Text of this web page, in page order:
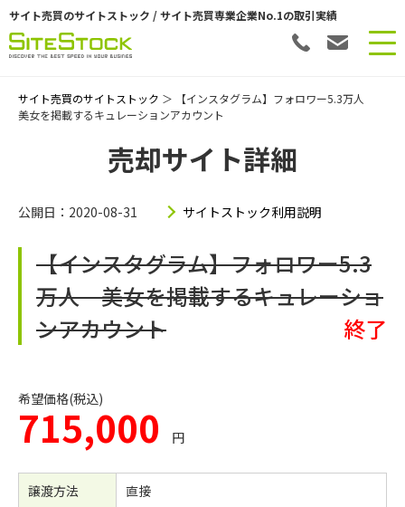
サイト売買のサイトストック / サイト売買専業企業No.1の取引実績
サイト売買のサイトストック ＞ 【インスタグラム】フォロワー5.3万人
美女を掲載するキュレーションアカウント
売却サイト詳細
公開日：2020-08-31 サイトストック利用説明
【インスタグラム】フォロワー5.3
万人 美女を掲載するキュレーショ
ンアカウント
終了
希望価格(税込)
715,000 円
譲渡方法
直接